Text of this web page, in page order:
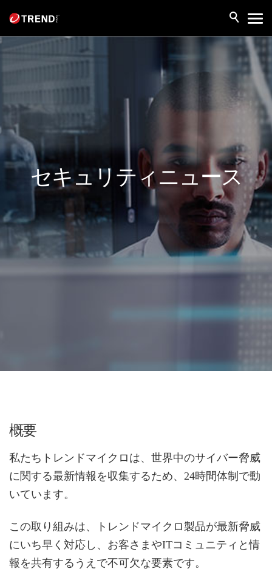
セキュリティニュース
概要
私たちトレンドマイクロは、世界中のサイバー脅威
に関する最新情報を収集するため、24時間体制で動
いています。
この取り組みは、トレンドマイクロ製品が最新脅威
にいち早く対応し、お客さまやITコミュニティと情
報を共有するうえで不可欠な要素です。